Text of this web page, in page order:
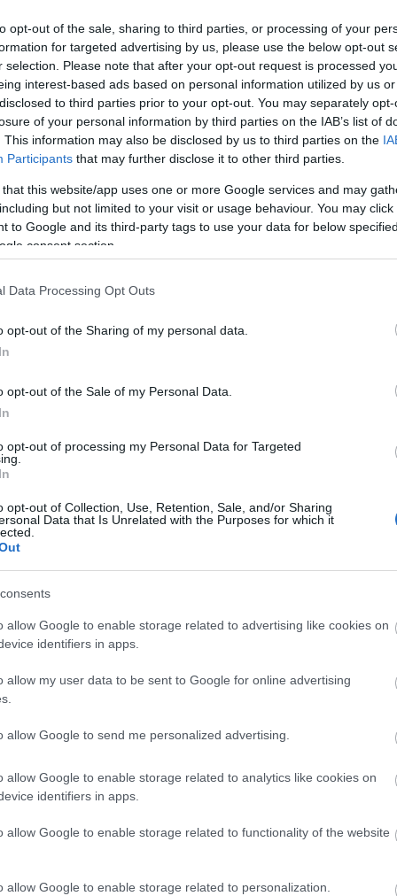
opt-out of the sale, sharing to third parties, or processing of your
for targeted advertising by us, please use the below opt-out
selection. Please note that after your opt-out request is processed
interest-based ads based on personal information utilized by us
to third parties prior to your opt-out. You may separately
of your personal information by third parties on the IAB’s list of
This information may also be disclosed by us to third parties on the
Participants that may further disclose it to other third parties.
that this website/app uses one or more Google services and may
but not limited to your visit or usage behaviour. You may
to Google and its third-party tags to use your data for below
consent section.
Data Processing Opt Outs
opt-out of the Sharing of my personal data.
opt-out of the Sale of my Personal Data.
opt-out of processing my Personal Data for Targeted
opt-out of Collection, Use, Retention, Sale, and/or Sharing
Data that Is Unrelated with the Purposes for which it
allow Google to enable storage related to advertising like cookies on
identifiers in apps.
allow my user data to be sent to Google for online advertising
allow Google to send me personalized advertising.
allow Google to enable storage related to analytics like cookies on
identifiers in apps.
allow Google to enable storage related to functionality of the website
allow Google to enable storage related to personalization.
βαθύτερες επιθυμίες σας θα παρακινούν
συνέχειαεδώ .
να έρθετε σε επαφή με ανθρώπους που
να έχετε μία καλή επικοινωνία. Διαβάστε τη συνέχεια
ιδέες έρχονται και πληροφορίες οι οποίες θα είναι
την καθημερινή σας ρουτίνα ή/και εργασία.